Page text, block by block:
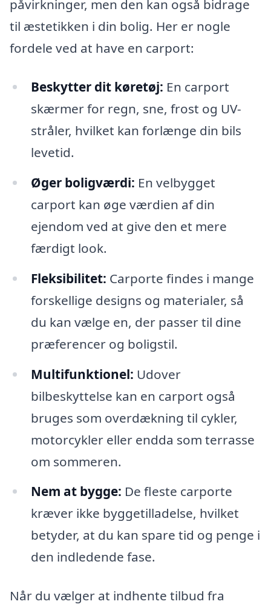
påvirkninger, men den kan også bidrage
til æstetikken i din bolig. Her er nogle
fordele ved at have en carport:
Beskytter dit køretøj: En carport
skærmer for regn, sne, frost og UV-
stråler, hvilket kan forlænge din bils
levetid.
Øger boligværdi: En velbygget
carport kan øge værdien af din
ejendom ved at give den et mere
færdigt look.
Fleksibilitet: Carporte findes i mange
forskellige designs og materialer, så
du kan vælge en, der passer til dine
præferencer og boligstil.
Multifunktionel: Udover
bilbeskyttelse kan en carport også
bruges som overdækning til cykler,
motorcykler eller endda som terrasse
om sommeren.
Nem at bygge: De fleste carporte
kræver ikke byggetilladelse, hvilket
betyder, at du kan spare tid og penge i
den indledende fase.
Når du vælger at indhente tilbud fra